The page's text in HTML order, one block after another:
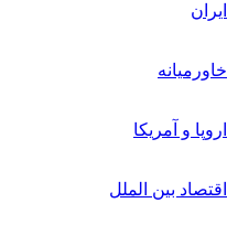
ایران
خاورمیانه
اروپا و آمریکا
اقتصاد بین الملل